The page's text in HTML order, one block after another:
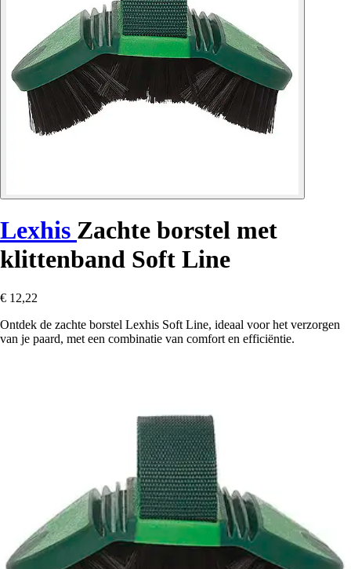
Lexhis Zachte borstel met
klittenband Soft Line
€ 12,22
Ontdek de zachte borstel Lexhis Soft Line, ideaal voor het verzorgen
van je paard, met een combinatie van comfort en efficiëntie.